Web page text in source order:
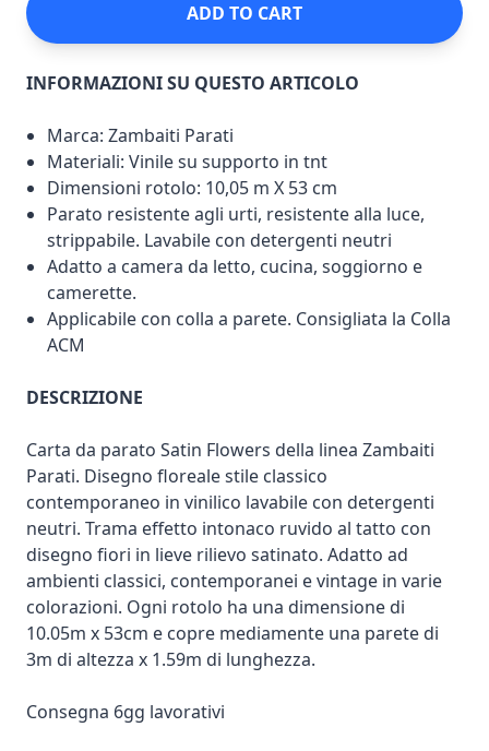
ADD TO CART
INFORMAZIONI SU QUESTO ARTICOLO
Marca: Zambaiti Parati
Materiali: Vinile su supporto in tnt
Dimensioni rotolo: 10,05 m X 53 cm
Parato resistente agli urti, resistente alla luce,
strippabile. Lavabile con detergenti neutri
Adatto a camera da letto, cucina, soggiorno e
camerette.
Applicabile con colla a parete. Consigliata la Colla
ACM
DESCRIZIONE
Carta da parato Satin Flowers della linea Zambaiti
Parati. Disegno floreale stile classico
contemporaneo in vinilico lavabile con detergenti
neutri. Trama effetto intonaco ruvido al tatto con
disegno fiori in lieve rilievo satinato. Adatto ad
ambienti classici, contemporanei e vintage in varie
colorazioni. Ogni rotolo ha una dimensione di
10.05m x 53cm e copre mediamente una parete di
3m di altezza x 1.59m di lunghezza.
Consegna 6gg lavorativi